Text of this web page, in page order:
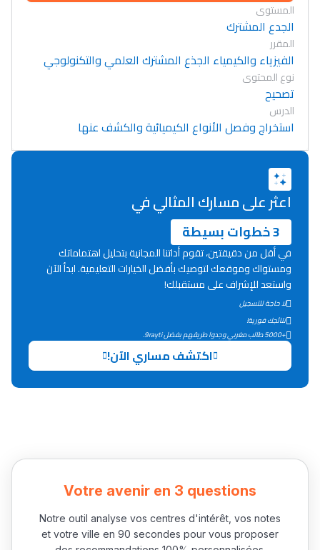
Lycée Maroc
التعليم الثانوي التأهيلي
التعليم الثانوي الإعدادي
Post-Bac
Interviews/Vidéos
دليل المهن
المستوى
الجدع المشترك
المقرر
الفيزياء والكيمياء الجذع المشترك العلمي والتكنولوجي
نوع المحتوى
تصحيح
الدرس
استخراج وفصل الأنواع الكيميائية والكشف عنها
اعثر على مسارك المثالي في
3 خطوات بسيطة
في أقل من دقيقتين، تقوم أداتنا المجانية بتحليل اهتماماتك
ومستواك وموقعك لتوصيك بأفضل الخيارات التعليمية. ابدأ الآن
واستعد للإشراف على مستقبلك!
لا حاجة للتسجيل
نتائجك فورية!
+5000 طالب مغربي وجدوا طريقهم بفضل 9rayti.
اكتشف مساري الآن!
Votre avenir en 3 questions
Notre outil analyse vos centres d'intérêt, vos notes
et votre ville en 90 secondes pour vous proposer